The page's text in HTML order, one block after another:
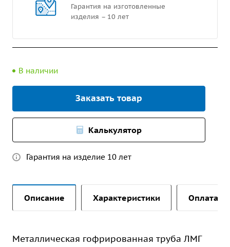
Гарантия на изготовленные
изделия – 10 лет
В наличии
Заказать товар
Калькулятор
Гарантия на изделие 10 лет
Описание Характеристики Оплата и
Металлическая гофрированная труба ЛМГ